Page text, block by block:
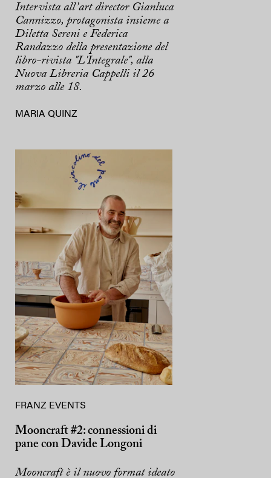
Intervista all’art director Gianluca
Cannizzo, protagonista insieme a
Diletta Sereni e Federica
Randazzo della presentazione del
libro-rivista "L'Integrale", alla
Nuova Libreria Cappelli il 26
marzo alle 18.
MARIA QUINZ
FRANZ EVENTS
Mooncraft #2: connessioni di
pane con Davide Longoni
Mooncraft è il nuovo format ideato